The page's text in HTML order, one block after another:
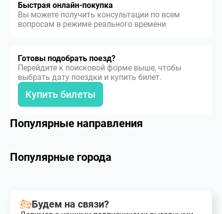
Быстрая онлайн-покупка
Вы можете получить консультации по всем
вопросам в режиме реального времени
Готовы подобрать поезд?
Перейдите к поисковой форме выше, чтобы
выбрать дату поездки и купить билет.
Купить билеты
Популярные направления
Популярные города
Будем на связи?